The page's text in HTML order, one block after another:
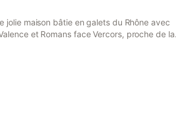
jolie maison bâtie en galets du Rhône avec
et Romans face Vercors, proche de la
A7 (10 min) et A49 (2 min). Chambré